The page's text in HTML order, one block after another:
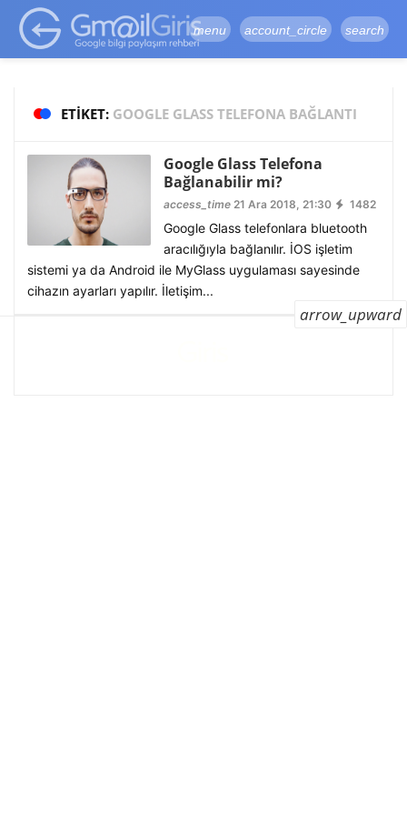
google-site-
verification=vqSI0upH550kabR5X8xpjMYieaXmuBueYgCJBW3uetM
menu account_circle search
ETIKET: GOOGLE GLASS TELEFONA BAĞLANTI
Google Glass Telefona
Bağlanabilir mi?
access_time21 Ara 2018, 21:30 1482
Google Glass telefonlara bluetooth
aracılığıyla bağlanılır. İOS işletim
sistemi ya da Android ile MyGlass uygulaması sayesinde
cihazın ayarları yapılır. İletişim...
arrow_upward